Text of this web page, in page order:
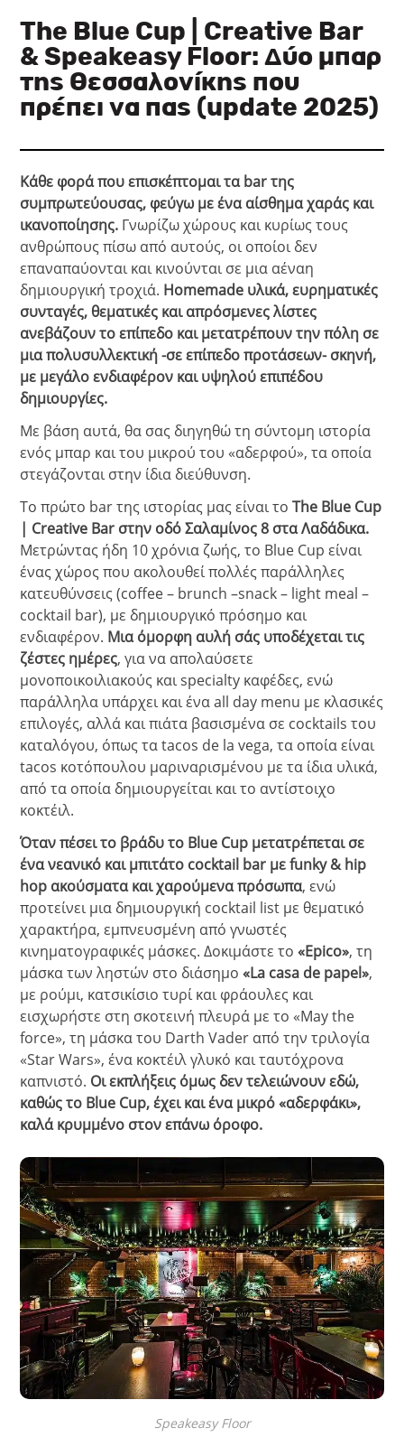
The Blue Cup | Creative Bar
& Speakeasy Floor: Δύο μπαρ
της Θεσσαλονίκης που
πρέπει να πας (update 2025)
Κάθε φορά που επισκέπτομαι τα bar της
συμπρωτεύουσας, φεύγω με ένα αίσθημα χαράς και
ικανοποίησης. Γνωρίζω χώρους και κυρίως τους
ανθρώπους πίσω από αυτούς, οι οποίοι δεν
επαναπαύονται και κινούνται σε μια αέναη
δημιουργική τροχιά. Homemade υλικά, ευρηματικές
συνταγές, θεματικές και απρόσμενες λίστες
ανεβάζουν το επίπεδο και μετατρέπουν την πόλη σε
μια πολυσυλλεκτική -σε επίπεδο προτάσεων- σκηνή,
με μεγάλο ενδιαφέρον και υψηλού επιπέδου
δημιουργίες.
Με βάση αυτά, θα σας διηγηθώ τη σύντομη ιστορία
ενός μπαρ και του μικρού του «αδερφού», τα οποία
στεγάζονται στην ίδια διεύθυνση.
Το πρώτο bar της ιστορίας μας είναι τοThe Blue Cup
| Creative Bar στην οδό Σαλαμίνος 8 στα Λαδάδικα.
Μετρώντας ήδη 10 χρόνια ζωής, το Blue Cup είναι
ένας χώρος που ακολουθεί πολλές παράλληλες
κατευθύνσεις (coffee – brunch –snack – light meal –
cocktail bar), με δημιουργικό πρόσημο και
ενδιαφέρον. Μια όμορφη αυλή σάς υποδέχεται τις
ζέστες ημέρες, για να απολαύσετε
μονοποικοιλιακούς και specialty καφέδες, ενώ
παράλληλα υπάρχει και ένα all day menu με κλασικές
επιλογές, αλλά και πιάτα βασισμένα σε cocktails του
καταλόγου, όπως τα tacos de la vega, τα οποία είναι
tacos κοτόπουλου μαριναρισμένου με τα ίδια υλικά,
από τα οποία δημιουργείται και το αντίστοιχο
κοκτέιλ.
Όταν πέσει το βράδυ το Blue Cup μετατρέπεται σε
ένα νεανικό και μπιτάτο cocktail bar με funky & hip
hop ακούσματα και χαρούμενα πρόσωπα, ενώ
προτείνει μια δημιουργική cocktail list με θεματικό
χαρακτήρα, εμπνευσμένη από γνωστές
κινηματογραφικές μάσκες. Δοκιμάστε το«Epico», τη
μάσκα των ληστών στο διάσημο«La casa de papel»,
με ρούμι, κατσικίσιο τυρί και φράουλες και
εισχωρήστε στη σκοτεινή πλευρά με το «May the
force», τη μάσκα του Darth Vader από την τριλογία
«Star Wars», ένα κοκτέιλ γλυκό και ταυτόχρονα
καπνιστό. Οι εκπλήξεις όμως δεν τελειώνουν εδώ,
καθώς το Blue Cup, έχει και ένα μικρό «αδερφάκι»,
καλά κρυμμένο στον επάνω όροφο.
Speakeasy Floor